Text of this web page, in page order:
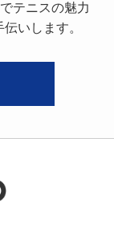
テニスの魅力
いします。